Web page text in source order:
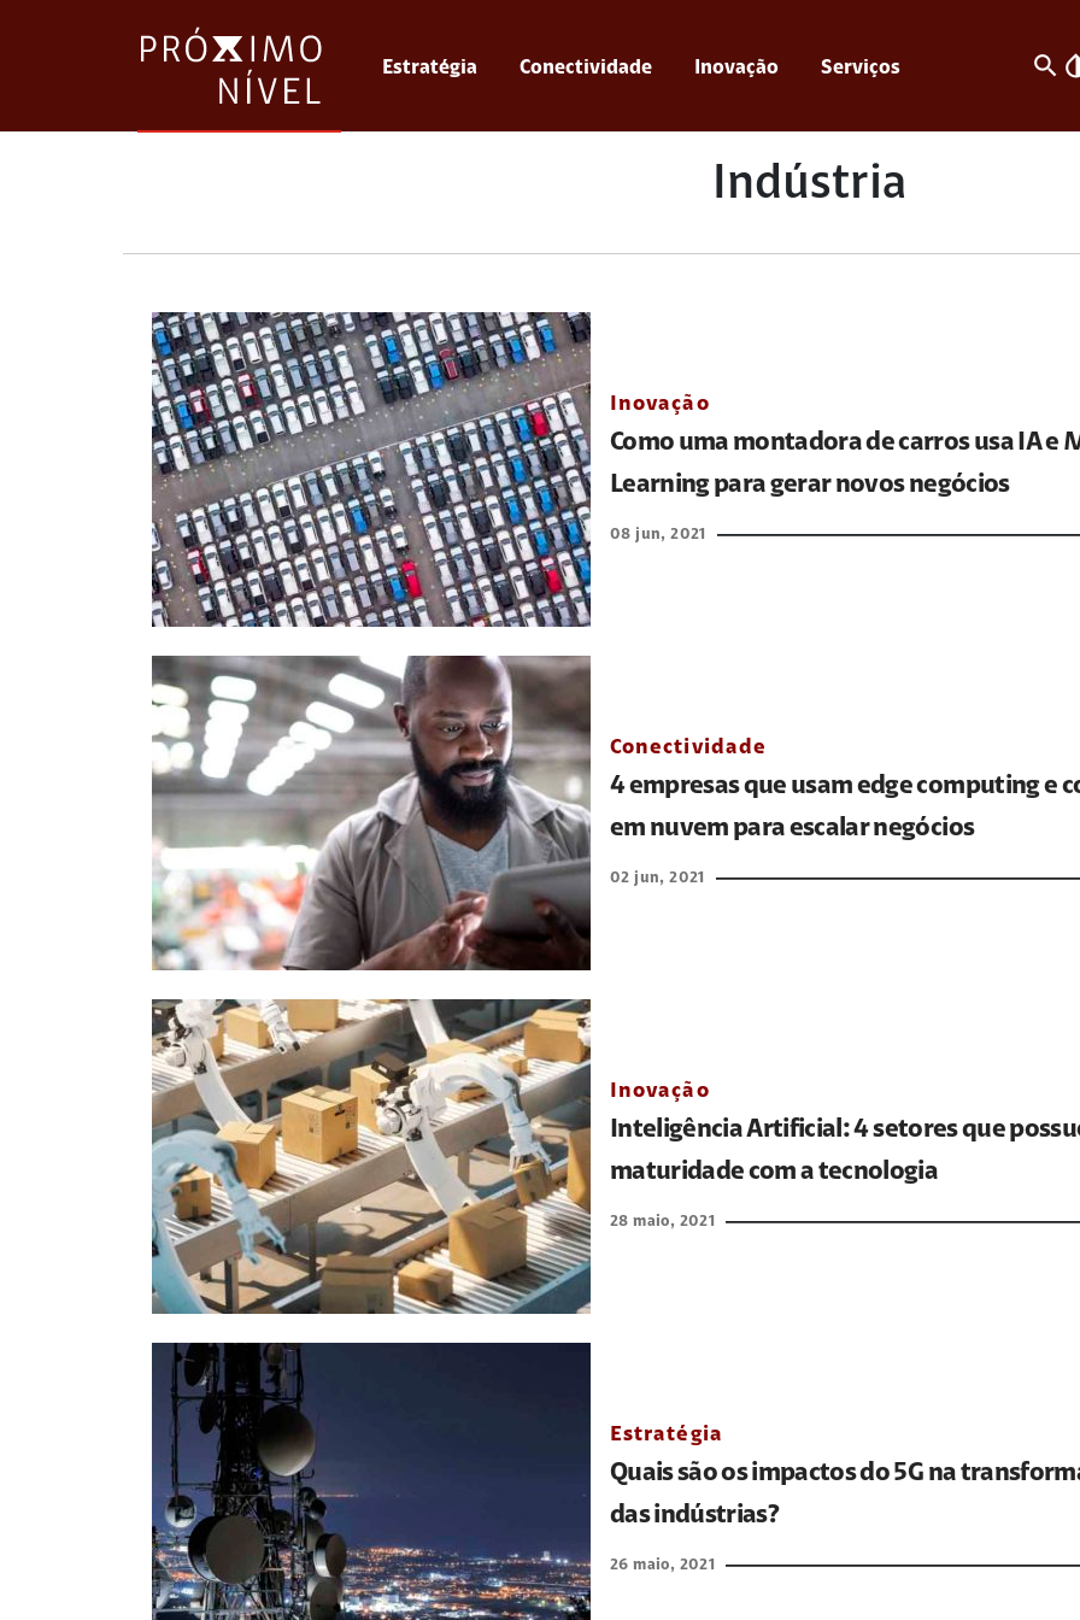
Estratégia Conectividade Inovação Serviços search
Indústria
Inovação
Como uma montadora de carros usa IA e
Learning para gerar novos negócios
08 jun, 2021
Conectividade
4 empresas que usam edge computing e
em nuvem para escalar negócios
02 jun, 2021
Inovação
Inteligência Artificial: 4 setores que
maturidade com a tecnologia
28 maio, 2021
Estratégia
Quais são os impactos do 5G na
das indústrias?
26 maio, 2021